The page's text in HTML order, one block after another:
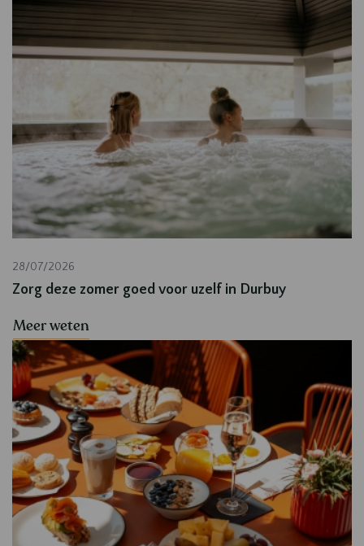
28/07/2026
Zorg deze zomer goed voor uzelf in Durbuy
Meer weten